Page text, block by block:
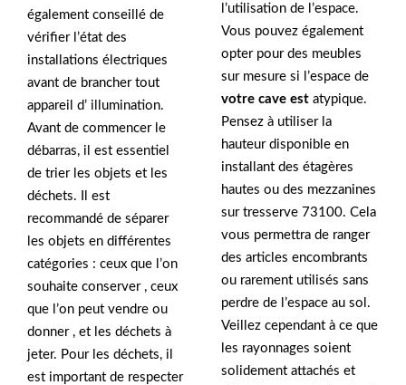
également conseillé de
vérifier l’état des
installations électriques
avant de brancher tout
appareil d’ illumination.
Avant de commencer le
débarras, il est essentiel
de trier les objets et les
déchets. Il est
recommandé de séparer
les objets en différentes
catégories : ceux que l’on
souhaite conserver , ceux
que l’on peut vendre ou
donner , et les déchets à
jeter. Pour les déchets, il
est important de respecter
l’utilisation de l’espace.
Vous pouvez également
opter pour des meubles
sur mesure si l’espace de
votre cave est atypique.
Pensez à utiliser la
hauteur disponible en
installant des étagères
hautes ou des mezzanines
sur tresserve 73100. Cela
vous permettra de ranger
des articles encombrants
ou rarement utilisés sans
perdre de l’espace au sol.
Veillez cependant à ce que
les rayonnages soient
solidement attachés et